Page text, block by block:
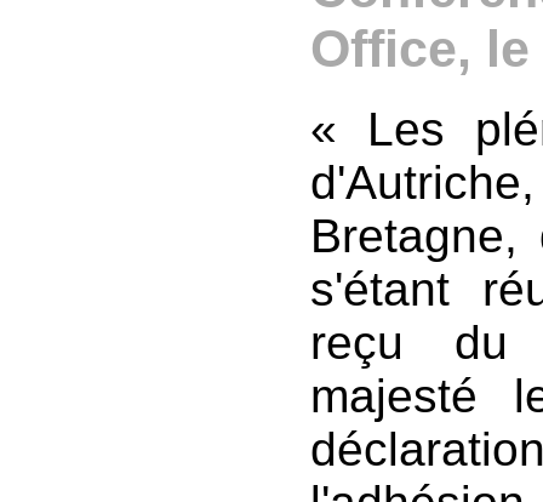
Office,
« Les
s'étant
reçu du
majesté